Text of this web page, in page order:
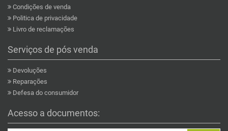
Condições de venda
Politica de privacidade
Livro de reclamações
Serviços de pós venda
Devoluções
Reparações
Defesa do consumidor
Acesso a documentos: